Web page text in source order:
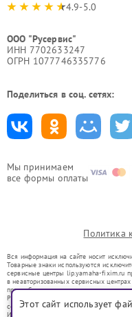
Мы принимаем
все формы оплаты
4.9-5.0
ООО "Русервис"
ИНН 7702633247
ОГРН 1077746335776
Поделиться в соц. сетях:
Политика
Вся информация на сайте носит
Товарные знаки используются
сервисные центры lip.yamaha-fixim.ru
в неавторизованных сервисных
правообладателями товарных знаков
Ремонт осуществляется для устройств,
со статьей 1487 ГК РФ.
Использование товарных знаков не
Этот сайт использует